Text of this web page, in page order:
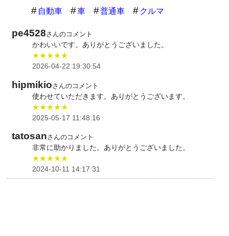
自動車
車 普通車 クルマ
pe4528さんのコメント
かわいいです。ありがとうございました。
★★★★★
2026-04-22 19:30:54
hipmikioさんのコメント
使わせていただきます。ありがとうございます。
★★★★★
2025-05-17 11:48:16
tatosanさんのコメント
非常に助かりました。ありがとうございました。
★★★★★
2024-10-11 14:17:31